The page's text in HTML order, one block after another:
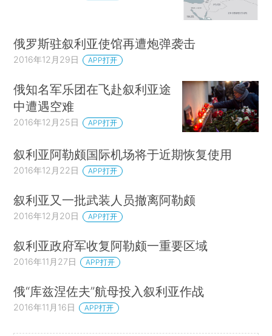
俄罗斯驻叙利亚使馆再遭炮弹袭击
2016年12月29日 APP打开
俄知名军乐团在飞赴叙利亚途
中遭遇空难
2016年12月25日 APP打开
叙利亚阿勒颇国际机场将于近期恢复使用
2016年12月22日 APP打开
叙利亚又一批武装人员撤离阿勒颇
2016年12月20日 APP打开
叙利亚政府军收复阿勒颇一重要区域
2016年11月27日 APP打开
俄“库兹涅佐夫”航母投入叙利亚作战
2016年11月16日 APP打开